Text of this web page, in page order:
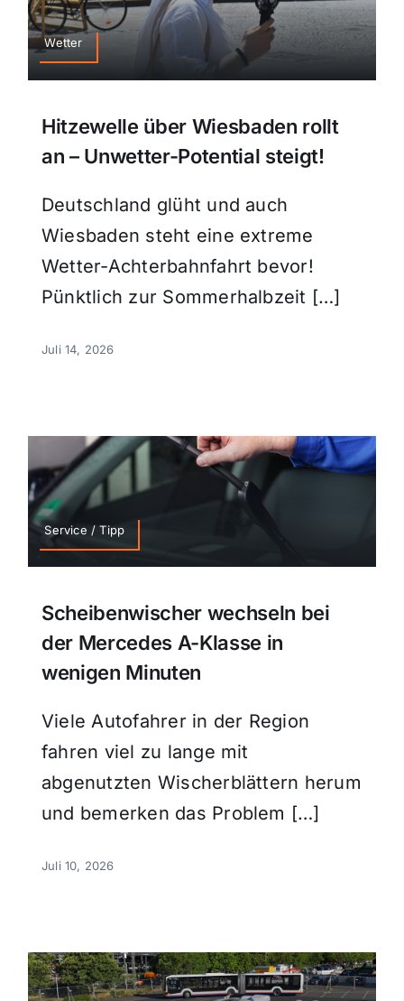
Wetter
Hitzewelle über Wiesbaden rollt
an – Unwetter-Potential steigt!
Deutschland glüht und auch
Wiesbaden steht eine extreme
Wetter-Achterbahnfahrt bevor!
Pünktlich zur Sommerhalbzeit […]
Juli 14, 2026
Service / Tipp
Scheibenwischer wechseln bei
der Mercedes A-Klasse in
wenigen Minuten
Viele Autofahrer in der Region
fahren viel zu lange mit
abgenutzten Wischerblättern herum
und bemerken das Problem […]
Juli 10, 2026